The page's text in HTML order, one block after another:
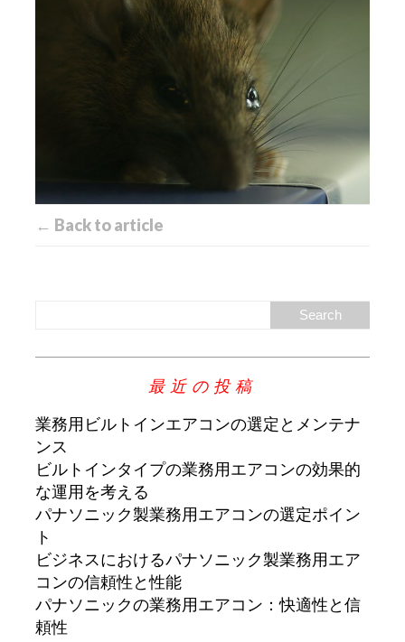
← Back to article
最近の投稿
業務用ビルトインエアコンの選定とメンテナ
ンス
ビルトインタイプの業務用エアコンの効果的
な運用を考える
パナソニック製業務用エアコンの選定ポイン
ト
ビジネスにおけるパナソニック製業務用エア
コンの信頼性と性能
パナソニックの業務用エアコン：快適性と信
頼性